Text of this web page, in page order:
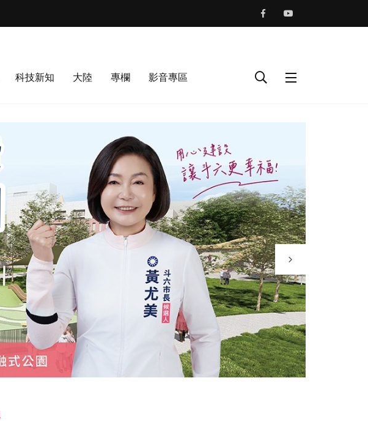
科技新知 大陸 專欄 影音專區